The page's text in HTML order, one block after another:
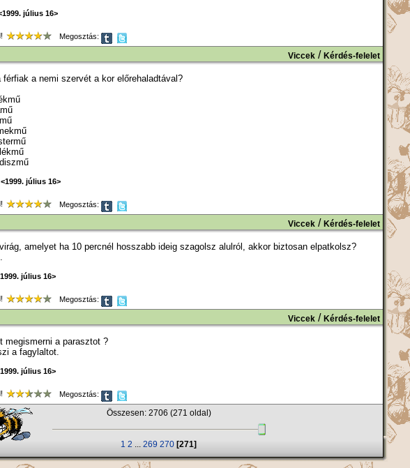
július 16>
Megosztás:
Viccek/ Kérdés-felelet
férfiak a nemi szervét a kor előrehaladtával?
július 16>
Megosztás:
Viccek/ Kérdés-felelet
amelyet ha 10 percnél hosszabb ideig szagolsz alulról, akkor biztosan elpatkolsz?
július 16>
Megosztás:
Viccek/ Kérdés-felelet
megismerni a parasztot ?
a fagylaltot.
július 16>
Megosztás:
Összesen: 2706 (271 oldal)
1 2 ... 269 270 [271]